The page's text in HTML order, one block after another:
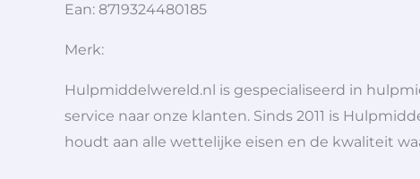
Ean: 8719324480185
Merk:
Hulpmiddelwereld.nl is gespecialiseerd in
service naar onze klanten. Sinds 2011 is
houdt aan alle wettelijke eisen en de kwaliteit